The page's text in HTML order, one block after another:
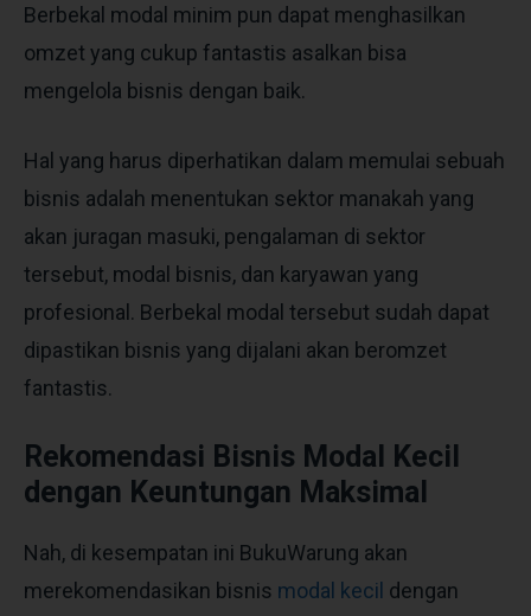
Berbekal modal minim pun dapat menghasilkan
omzet yang cukup fantastis asalkan bisa
mengelola bisnis dengan baik.
Hal yang harus diperhatikan dalam memulai sebuah
bisnis adalah menentukan sektor manakah yang
akan juragan masuki, pengalaman di sektor
tersebut, modal bisnis, dan karyawan yang
profesional. Berbekal modal tersebut sudah dapat
dipastikan bisnis yang dijalani akan beromzet
fantastis.
Rekomendasi Bisnis Modal Kecil
dengan Keuntungan Maksimal
Nah, di kesempatan ini BukuWarung akan
merekomendasikan bisnis modal kecil dengan